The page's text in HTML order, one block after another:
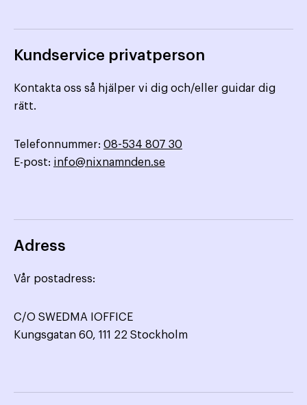
Kundservice privatperson
Kontakta oss så hjälper vi dig och/eller guidar dig
rätt.
Telefonnummer: 08-534 807 30
E-post: info@nixnamnden.se
Adress
Vår postadress:
C/O SWEDMA IOFFICE
Kungsgatan 60, 111 22 Stockholm